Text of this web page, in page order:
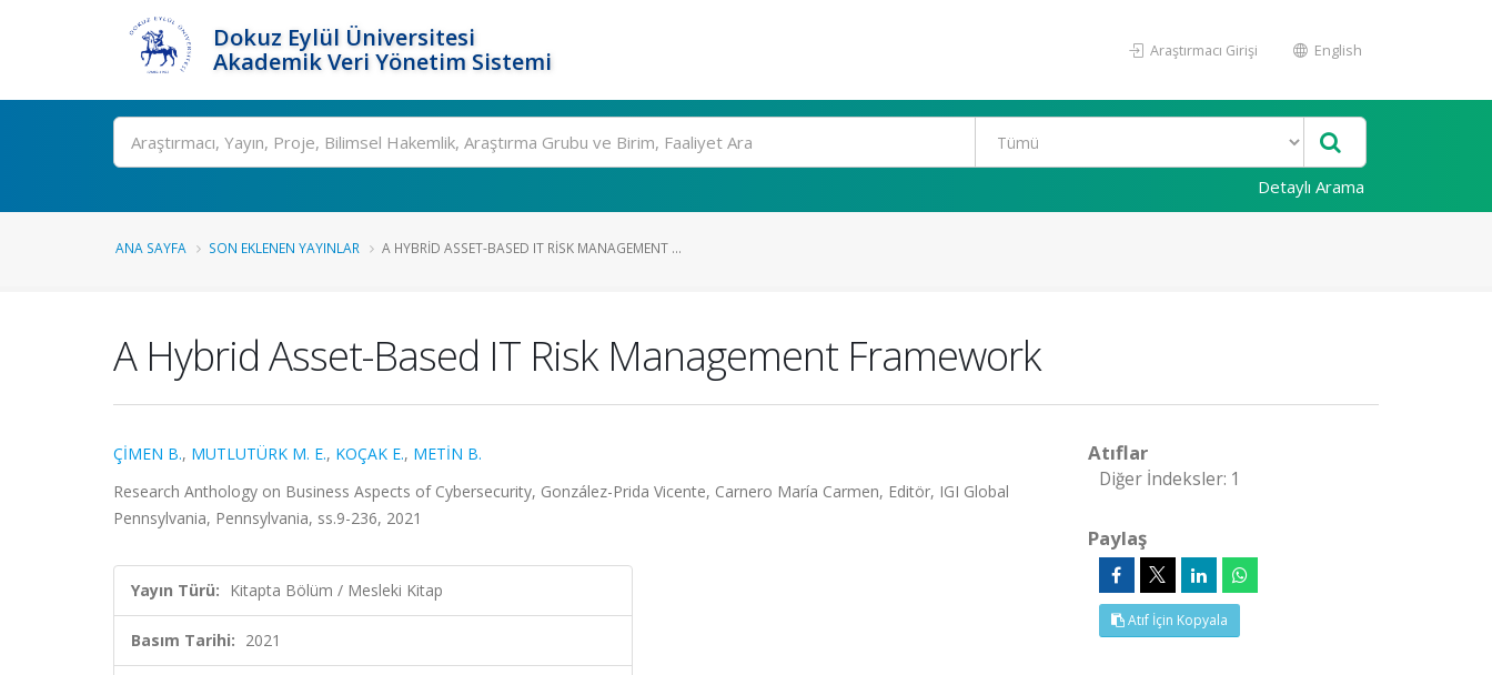
Dokuz Eylül Üniversitesi
Akademik Veri Yönetim Sistemi
Araştırmacı Girişi English
Ara
Detaylı Arama
ANA SAYFA SON EKLENEN YAYINLAR A HYBRID ASSET-BASED IT RISK MANAGEMENT ...
A Hybrid Asset-Based IT Risk Management Framework
ÇİMEN B., MUTLUTÜRK M. E., KOÇAK E., METİN B.
Research Anthology on Business Aspects of Cybersecurity, González-Prida Vicente, Carnero María Carmen, Editör, IGI Global
Pennsylvania, Pennsylvania, ss.9-236, 2021
Yayın Türü: Kitapta Bölüm / Mesleki Kitap
Basım Tarihi: 2021
Atıflar
Diğer İndeksler: 1
Paylaş
Atıf İçin Kopyala